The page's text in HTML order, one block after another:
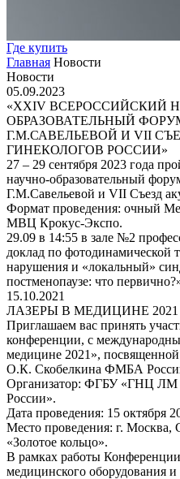
Где купить
Главная Новости
Новости
05.09.2023
«XXIV ВСЕРОССИЙСКИЙ
ОБРАЗОВАТЕЛЬНЫЙ
Г.М.САВЕЛЬЕВОЙ И VII
ГИНЕКОЛОГОВ РОССИИ»
​27 – 29 сентября 2023 года
научно-образовательный
Г.М.Савельевой и VII Съезд
Формат проведения: очный
МВЦ Крокус-Экспо.
29.09 в 14:55 в зале №2
доклад по фотодинамической
нарушения и «локальный»
постменопаузе: что
15.10.2021
ЛАЗЕРЫ В МЕДИЦИНЕ 2021
Приглашаем вас принять
конференции, с
медицине 2021»,
О.К. Скобелкина ФМБА
Организатор: ФГБУ «ГНЦ
России».
Дата проведения: 15 октября
Место проведения: г. Москва,
«Золотое кольцо».
В рамках работы
медицинского оборудования